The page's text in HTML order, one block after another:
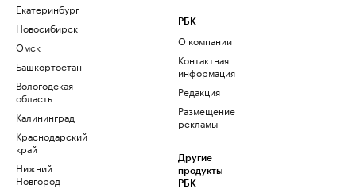
Екатеринбург
Новосибирск
Омск
Башкортостан
Вологодская
область
Калининград
Краснодарский
край
Нижний
Новгород
РБК
О компании
Контактная
информация
Редакция
Размещение
рекламы
Другие
продукты
РБК